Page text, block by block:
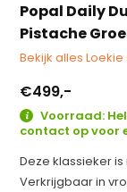
Popal Daily
Pistache
Bekijk alles
€499,-
Voorraad:
contact op voor
Deze klassieker
Verkrijgbaar in